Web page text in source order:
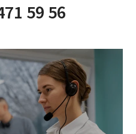
59 56